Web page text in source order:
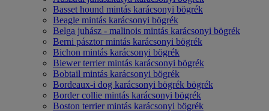
Basset hound mintás karácsonyi bögrék
Beagle mintás karácsonyi bögrék
Belga juhász - malinois mintás karácsonyi bögrék
Berni pásztor mintás karácsonyi bögrék
Bichon mintás karácsonyi bögrék
Biewer terrier mintás karácsonyi bögrék
Bobtail mintás karácsonyi bögrék
Bordeaux-i dog karácsonyi bögrék bögrék
Border collie mintás karácsonyi bögrék
Boston terrier mintás karácsonyi bögrék